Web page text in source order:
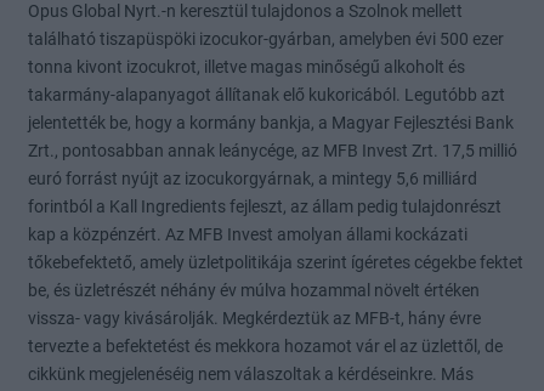
Opus Global Nyrt.-n keresztül tulajdonos a Szolnok mellett
található tiszapüspöki izocukor-gyárban, amelyben évi 500 ezer
tonna kivont izocukrot, illetve magas minőségű alkoholt és
takarmány-alapanyagot állítanak elő kukoricából. Legutóbb azt
jelentették be, hogy a kormány bankja, a Magyar Fejlesztési Bank
Zrt., pontosabban annak leánycége, az MFB Invest Zrt. 17,5 millió
euró forrást nyújt az izocukorgyárnak, a mintegy 5,6 milliárd
forintból a Kall Ingredients fejleszt, az állam pedig tulajdonrészt
kap a közpénzért. Az MFB Invest amolyan állami kockázati
tőkebefektető, amely üzletpolitikája szerint ígéretes cégekbe fektet
be, és üzletrészét néhány év múlva hozammal növelt értéken
vissza- vagy kivásárolják. Megkérdeztük az MFB-t, hány évre
tervezte a befektetést és mekkora hozamot vár el az üzlettől, de
cikkünk megjelenéséig nem válaszoltak a kérdéseinkre. Más